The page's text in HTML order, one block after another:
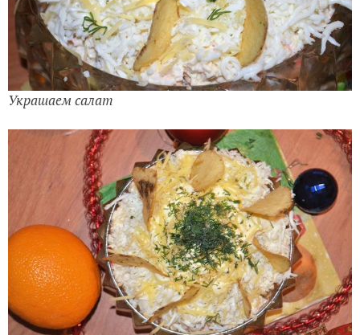
Украшаем салат